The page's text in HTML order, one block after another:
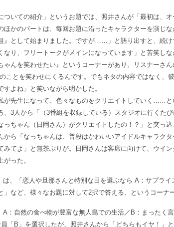
ついての紹介」というお題では、照井さんが「最初は、
ほかのパートは、毎回お題に沿ったキャラクターを演じ
』として始まりました。ですが……」と語り出すと、続け
なり、フリートークがメインになっています」と苦笑しな
ゃんを笑わせたい』というコーナーがあり、リスナーさ
ことを笑わせにくるんです。でもネタの内容ではなく、
すよね」と笑いながら明かした。
が先生になって、色々なものをクリエイトしていく……と
、3人から「（3番組を収録している）スタジオに行くた
っちゃん（日岡さん）がクリエイトしたの！？」と突っ込
から「なっちゃんは、普段はかわいいアイドルキャラク
みてよ」と無茶ぶりが。日岡さんは客席に向けて、ウイ
った。
は、「恋人や旦那さんと特別な日を選ぶなら A：サプラ
」など、様々なお題に対して2択で答える、というコーナー
A：自然の食べ物が豊富な無人島での生活／B：まったく
「B」を選択したが、照井さんから「どちらもイヤ！」